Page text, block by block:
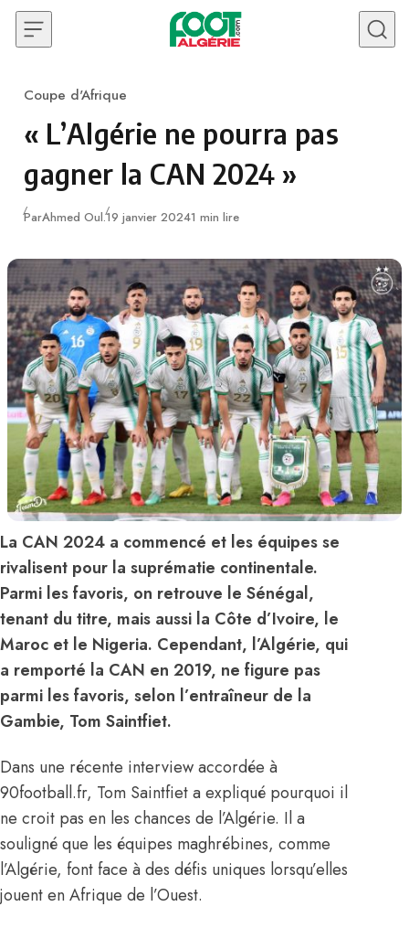
Skip to content
Category
Coupe d'Afrique
« L’Algérie ne pourra pas
gagner la CAN 2024 »
ParAhmed Oul.Publié
19 janvier 20241 min lire
La CAN 2024 a commencé et les équipes se
rivalisent pour la suprématie continentale.
Parmi les favoris, on retrouve le Sénégal,
tenant du titre, mais aussi la Côte d’Ivoire, le
Maroc et le Nigeria. Cependant, l’Algérie, qui
a remporté la CAN en 2019, ne figure pas
parmi les favoris, selon l’entraîneur de la
Gambie, Tom Saintfiet.
Dans une récente interview accordée à
90football.fr, Tom Saintfiet a expliqué pourquoi il
ne croit pas en les chances de l’Algérie. Il a
souligné que les équipes maghrébines, comme
l’Algérie, font face à des défis uniques lorsqu’elles
jouent en Afrique de l’Ouest.